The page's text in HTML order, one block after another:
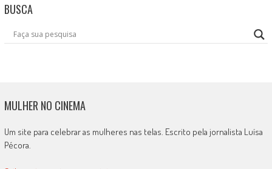
BUSCA
MULHER NO CINEMA
Um site para celebrar as mulheres nas telas. Escrito pela jornalista Luísa
Pécora.